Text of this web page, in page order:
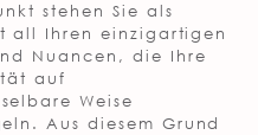
stehen Sie als
all Ihren einzigartigen
Nuancen, die Ihre
auf
Weise
Aus diesem Grund